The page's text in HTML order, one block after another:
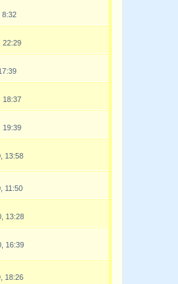
8:32
22:29
18:37
19:39
13:58
11:50
13:28
16:39
18:26